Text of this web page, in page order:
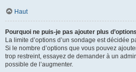
Haut
Pourquoi ne puis-je pas ajouter plus
La limite d’options d’un sondage est décidée
Si le nombre d’options que vous pouvez
trop restreint, essayez de demander à un
possible de l’augmenter.